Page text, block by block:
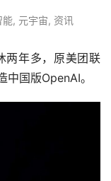
能, 元宇宙, 资讯
两年多，原美团联
国版OpenAI。